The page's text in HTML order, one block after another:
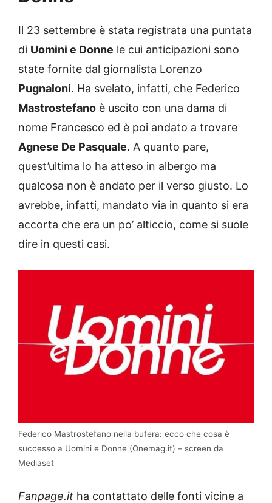
Il 23 settembre è stata registrata una puntata
di Uomini e Donne le cui anticipazioni sono
state fornite dal giornalista Lorenzo
Pugnaloni. Ha svelato, infatti, che Federico
Mastrostefano è uscito con una dama di
nome Francesco ed è poi andato a trovare
Agnese De Pasquale. A quanto pare,
quest’ultima lo ha atteso in albergo ma
qualcosa non è andato per il verso giusto. Lo
avrebbe, infatti, mandato via in quanto si era
accorta che era un po’ alticcio, come si suole
dire in questi casi.
Federico Mastrostefano nella bufera: ecco che cosa è
successo a Uomini e Donne (Onemag.it) – screen da
Mediaset
Fanpage.it ha contattato delle fonti vicine a